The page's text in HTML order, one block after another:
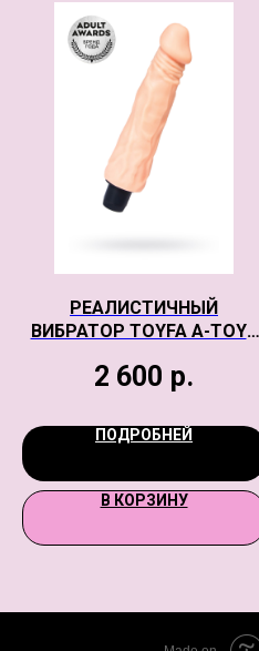
РЕАЛИСТИЧНЫЙ
ВИБРАТОР TOYFA A-TOYS
СМ
2 600 р.
ПОДРОБНЕЙ
В КОРЗИНУ